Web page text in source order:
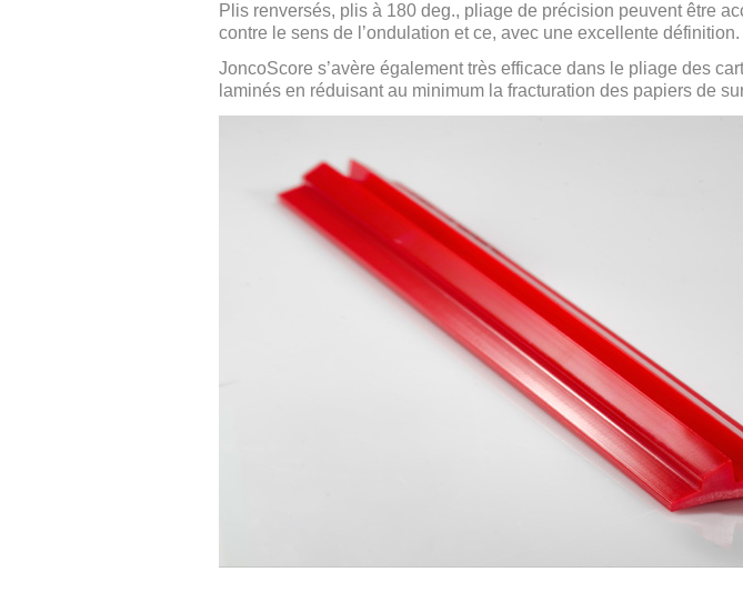
Plis renversés, plis à 180 deg., pliage de précision peuvent être
contre le sens de l’ondulation et ce, avec une excellente définition.
JoncoScore s’avère également très efficace dans le pliage des
laminés en réduisant au minimum la fracturation des papiers de